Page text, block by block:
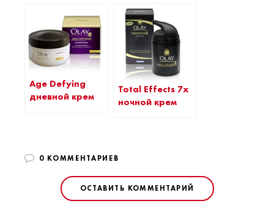
Age Defying
дневной крем
Total Effects 7x
ночной крем
0 КОММЕНТАРИЕВ
ОСТАВИТЬ КОММЕНТАРИЙ